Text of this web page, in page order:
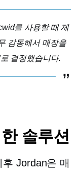
를 사용할 때 제
감동해서 매장을
결정했습니다.
솔루션
Jordan은 매